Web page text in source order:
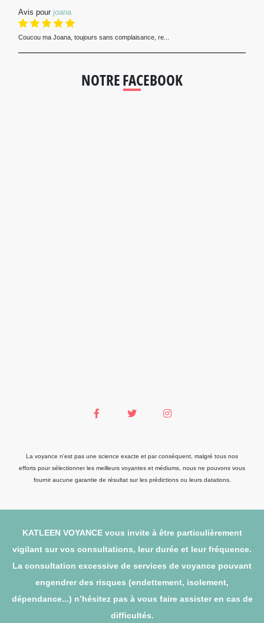
Avis pour joana
Coucou ma Joana, toujours sans complaisance, re...
NOTRE FACEBOOK
La voyance n'est pas une science exacte et par conséquent, malgré tous nos
efforts pour sélectionner les meilleurs voyantes et médiums, nous ne pouvons vous
fournir aucune garantie de résultat sur les prédictions ou leurs datations.
KATLEEN VOYANCE vous invite à être particulièrement
vigilant sur vos consultations, leur durée et leur fréquence.
La consultation excessive de services de voyance pouvant
engendrer des risques (endettement, isolement,
dépendance...) n’hésitez pas à vous faire assister en cas de
difficultés.